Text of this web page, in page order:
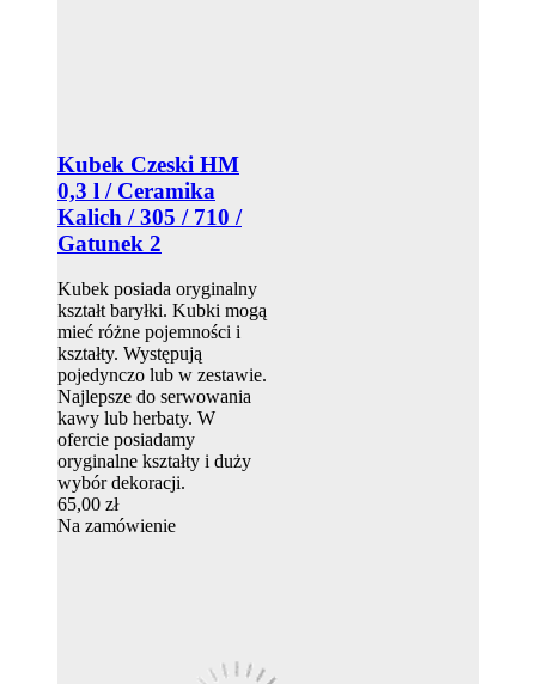
Kubek Czeski HM
0,3 l / Ceramika
Kalich / 305 / 710 /
Gatunek 2
Kubek posiada oryginalny
kształt baryłki. Kubki mogą
mieć różne pojemności i
kształty. Występują
pojedynczo lub w zestawie.
Najlepsze do serwowania
kawy lub herbaty. W
ofercie posiadamy
oryginalne kształty i duży
wybór dekoracji.
65,00 zł
Na zamówienie